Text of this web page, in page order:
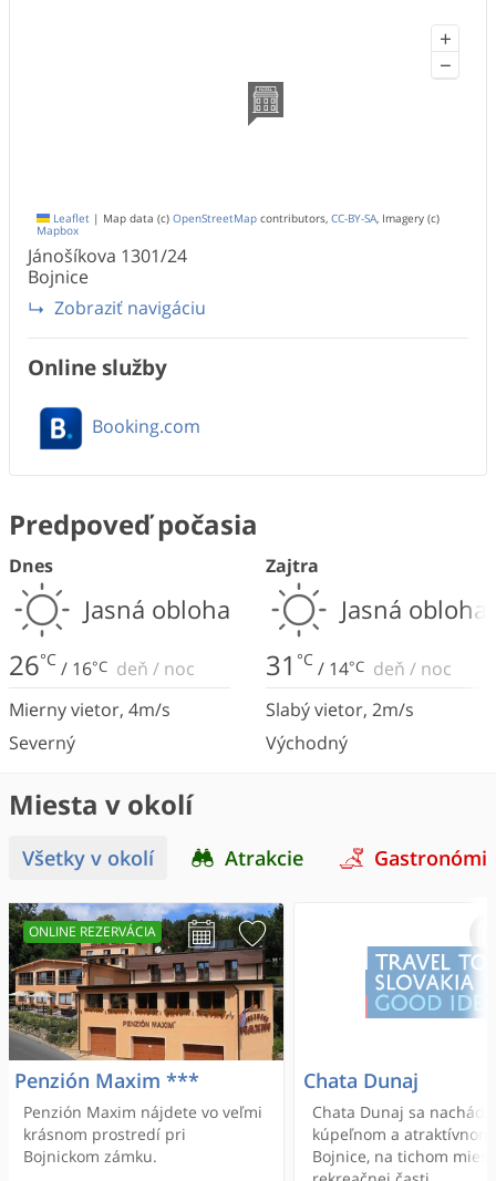
+
−
Leaflet | Map data (c) OpenStreetMap contributors, CC-BY-SA, Imagery (c)
Mapbox
Jánošíkova 1301/24
Bojnice
Zobraziť navigáciu
Online služby
Booking.com
Predpoveď počasia
Dnes
Jasná obloha
26°C / 16°C deň / noc
Mierny vietor, 4m/s
Severný
Zajtra
Jasná obloha
31 °C / 14°C deň / noc
Slabý vietor, 2m/s
Východný
Miesta v okolí
Všetky v okolí Atrakcie
Penzión Maxim ***
Penzión Maxim nájdete vo veľmi
krásnom prostredí pri
Bojnickom zámku.
ONLINE REZERVÁCIA
Chata Dunaj
Chata Dunaj sa
kúpeľnom a
Bojnice, na tichom